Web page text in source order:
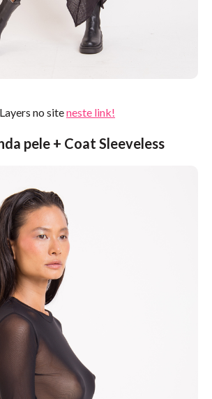
no siteneste link!
pele + Coat Sleeveless